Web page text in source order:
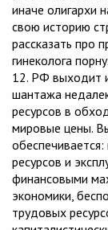
иначе олигархи
свою историю
рассказать про
гинеколога
12. РФ выходит
шантажа
ресурсов в
мировые цены.
ресурсов и
финансовыми
экономики,
трудовых